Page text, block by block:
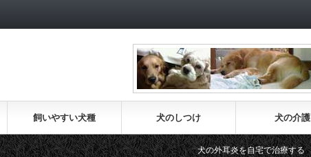
飼いやすい犬種 犬のしつけ 犬の介護
犬の外耳炎を自宅で治療する